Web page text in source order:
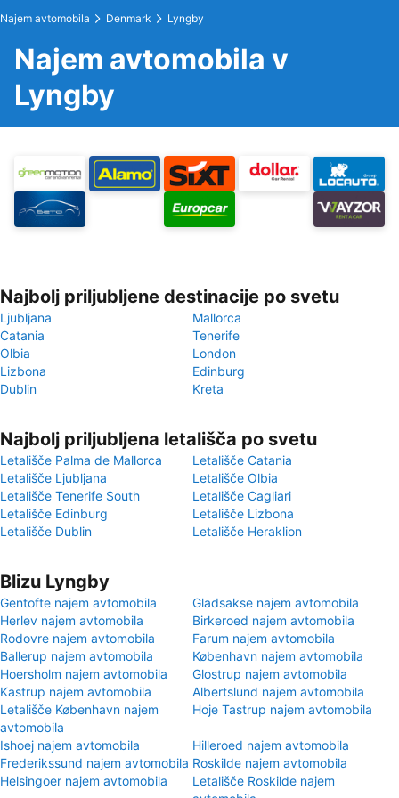
Najem avtomobila Denmark Lyngby
Najem avtomobila v
Lyngby
Najbolj priljubljene destinacije po svetu
Ljubljana
Mallorca
Catania
Tenerife
Olbia
London
Lizbona
Edinburg
Dublin
Kreta
Najbolj priljubljena letališča po svetu
Letališče Palma de Mallorca
Letališče Catania
Letališče Ljubljana
Letališče Olbia
Letališče Tenerife South
Letališče Cagliari
Letališče Edinburg
Letališče Lizbona
Letališče Dublin
Letališče Heraklion
Blizu Lyngby
Gentofte najem avtomobila
Gladsakse najem avtomobila
Herlev najem avtomobila
Birkeroed najem avtomobila
Rodovre najem avtomobila
Farum najem avtomobila
Ballerup najem avtomobila
København najem avtomobila
Hoersholm najem avtomobila
Glostrup najem avtomobila
Kastrup najem avtomobila
Albertslund najem avtomobila
Letališče København najem
avtomobila
Hoje Tastrup najem avtomobila
Ishoej najem avtomobila
Hilleroed najem avtomobila
Frederikssund najem avtomobila Roskilde najem avtomobila
Helsingoer najem avtomobila
Letališče Roskilde najem